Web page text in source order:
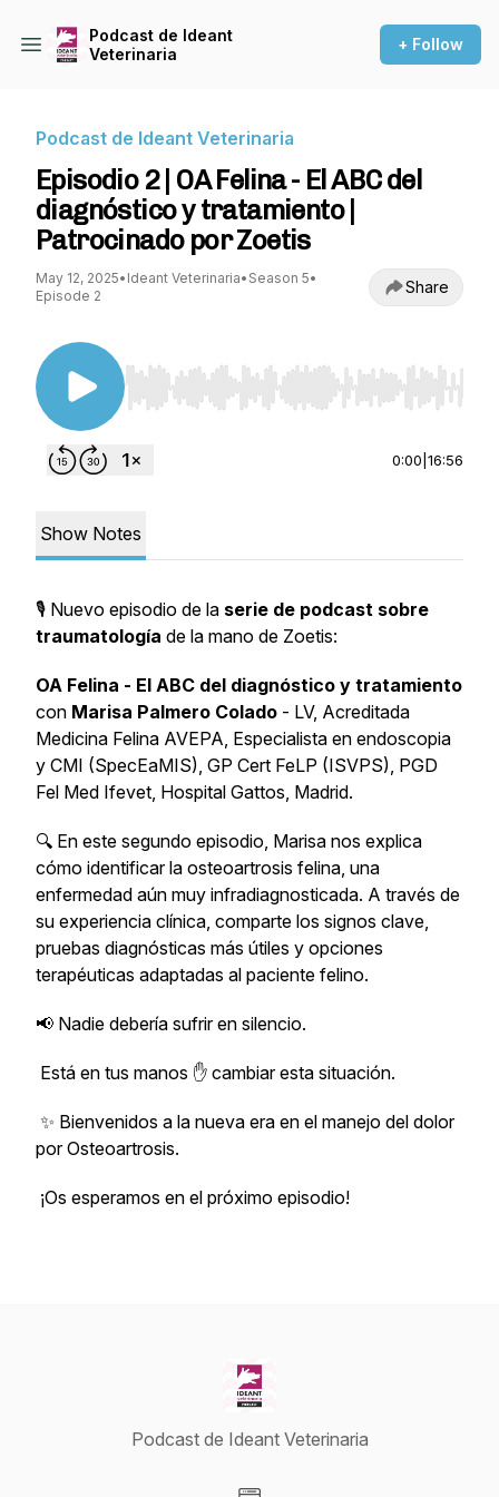
Podcast de Ideant
Veterinaria
+ Follow
Podcast de Ideant Veterinaria
Episodio 2 | OA Felina - El ABC del
diagnóstico y tratamiento |
Patrocinado por Zoetis
May 12, 2025• Ideant Veterinaria• Season 5•
Episode 2
Share
Use Left/Right to seek, Home/End to jump to
0:00 16:56
Show Notes
🎙 Nuevo episodio de la serie de podcast sobre
traumatología de la mano de Zoetis:
OA Felina - El ABC del diagnóstico y tratamiento
con Marisa Palmero Colado - LV, Acreditada
Medicina Felina AVEPA, Especialista en endoscopia
y CMI (SpecEaMIS), GP Cert FeLP (ISVPS), PGD
Fel Med Ifevet, Hospital Gattos, Madrid.
🔍 En este segundo episodio, Marisa nos explica
cómo identificar la osteoartrosis felina, una
enfermedad aún muy infradiagnosticada. A través de
su experiencia clínica, comparte los signos clave,
pruebas diagnósticas más útiles y opciones
terapéuticas adaptadas al paciente felino.
📢 Nadie debería sufrir en silencio.
Está en tus manos ✋ cambiar esta situación.
✨ Bienvenidos a la nueva era en el manejo del dolor
por Osteoartrosis.
¡Os esperamos en el próximo episodio!
Podcast de Ideant Veterinaria